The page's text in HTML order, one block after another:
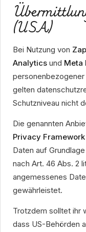
(USA)
Bei Nutzung von
Analytics und Meta
personenbezogener
gelten
Schutzniveau nicht
Die genannten
Privacy Framework
Daten auf
nach Art. 46 Abs. 2
angemessenes
gewährleistet.
Trotzdem solltet ihr
dass US-Behörden